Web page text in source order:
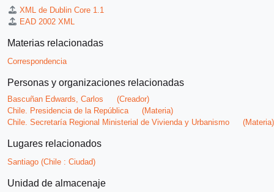
XML de Dublin Core 1.1
EAD 2002 XML
Materias relacionadas
Correspondencia
Personas y organizaciones relacionadas
Bascuñan Edwards, Carlos
(Creador)
Chile. Presidencia de la República
(Materia)
Chile. Secretaría Regional Ministerial de Vivienda y Urbanismo
(Materia)
Lugares relacionados
Santiago (Chile : Ciudad)
Unidad de almacenaje